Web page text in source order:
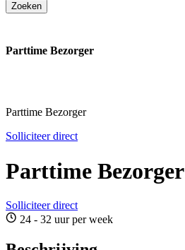
Parttime Bezorger
Parttime Bezorger
Solliciteer direct
Parttime Bezorger
Solliciteer direct
24 - 32 uur per week